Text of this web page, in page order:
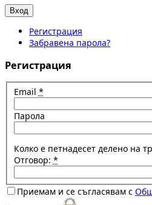
Регистрация
Забравена парола?
Регистрация
Email *
Парола
Колко е петнадесет делено на
Отговор: *
Приемам и се съгласявам с